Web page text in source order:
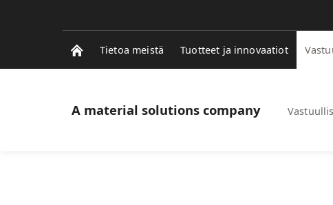
Tietoa meistä Tuotteet ja innovaatiot
A material solutions company